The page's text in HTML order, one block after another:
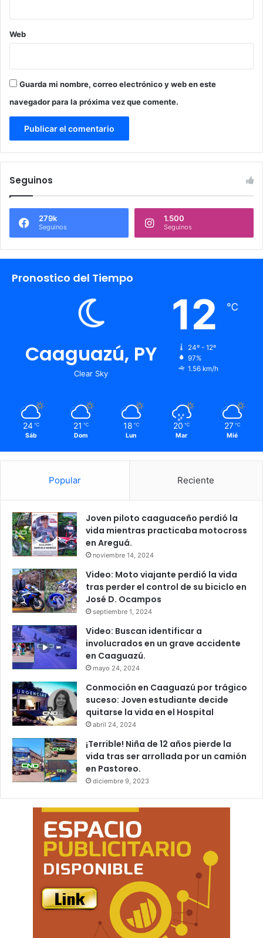
Web
Guarda mi nombre, correo electrónico y web en este
navegador para la próxima vez que comente.
Seguinos
279k
Seguinos
1.500
Seguinos
Pronostico del Tiempo
Caaguazú, PY
Clear Sky
12 ℃
24º - 12º
97%
1.56 km/h
24 ℃
Sáb
21 ℃
Dom
18 ℃
Lun
20 ℃
Mar
27 ℃
Mié
Popular Reciente
Joven piloto caaguaceño perdió la
vida mientras practicaba motocross
en Areguá.
noviembre 14, 2024
Video: Moto viajante perdió la vida
tras perder el control de su biciclo en
José D. Ocampos
septiembre 1, 2024
Video: Buscan identificar a
involucrados en un grave accidente
en Caaguazú.
mayo 24, 2024
Conmoción en Caaguazú por trágico
suceso: Joven estudiante decide
quitarse la vida en el Hospital
abril 24, 2024
¡Terrible! Niña de 12 años pierde la
vida tras ser arrollada por un camión
en Pastoreo.
diciembre 9, 2023